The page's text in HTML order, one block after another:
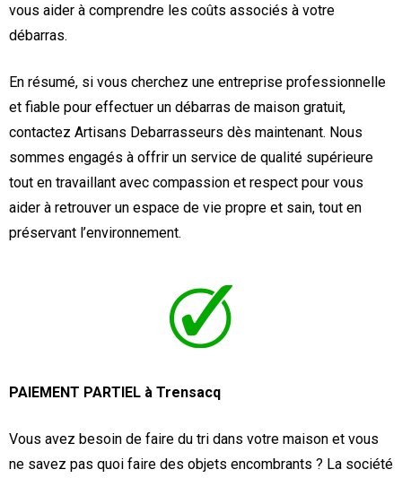
vous aider à comprendre les coûts associés à votre
débarras.
En résumé, si vous cherchez une entreprise professionnelle
et fiable pour effectuer un débarras de maison gratuit,
contactez Artisans Debarrasseurs dès maintenant. Nous
sommes engagés à offrir un service de qualité supérieure
tout en travaillant avec compassion et respect pour vous
aider à retrouver un espace de vie propre et sain, tout en
préservant l’environnement.
PAIEMENT PARTIEL à Trensacq
Vous avez besoin de faire du tri dans votre maison et vous
ne savez pas quoi faire des objets encombrants ? La société